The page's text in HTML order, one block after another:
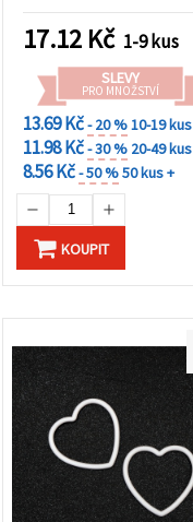
17.12 Kč 1-9 kus
SLEVY
PRO MNOŽSTVÍ
13.69 Kč- 20 %10-19 kus
11.98 Kč- 30 % 20-49 kus
8.56 Kč- 50 %50 kus +
KOUPIT